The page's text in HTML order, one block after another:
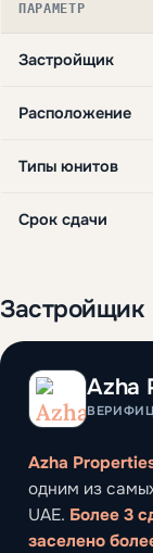
ПАРАМЕТР
Застройщик
Расположение
Типы юнитов
Срок сдачи
Застройщик
Azha
Azha
одним из
UAE. Более 3
заселено